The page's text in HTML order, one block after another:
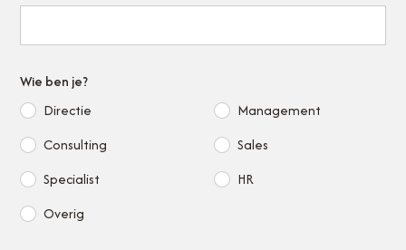
Wie ben je?
Directie
Management
Consulting
Sales
Specialist
HR
Overig